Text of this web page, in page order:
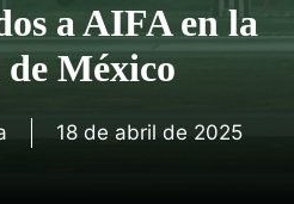
a AIFA en la
México
18 de abril de 2025